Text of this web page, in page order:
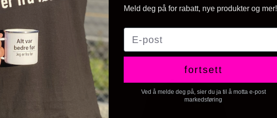
Meld deg på for rabatt, nye produkter og mer!
E-post
fortsett
Ved å melde deg på, sier du ja til å motta e-post
markedsføring